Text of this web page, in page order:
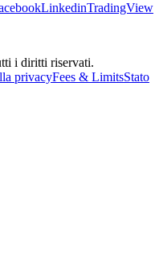
LinkedinTradingView
i diritti riservati.
privacyFees & LimitsStato